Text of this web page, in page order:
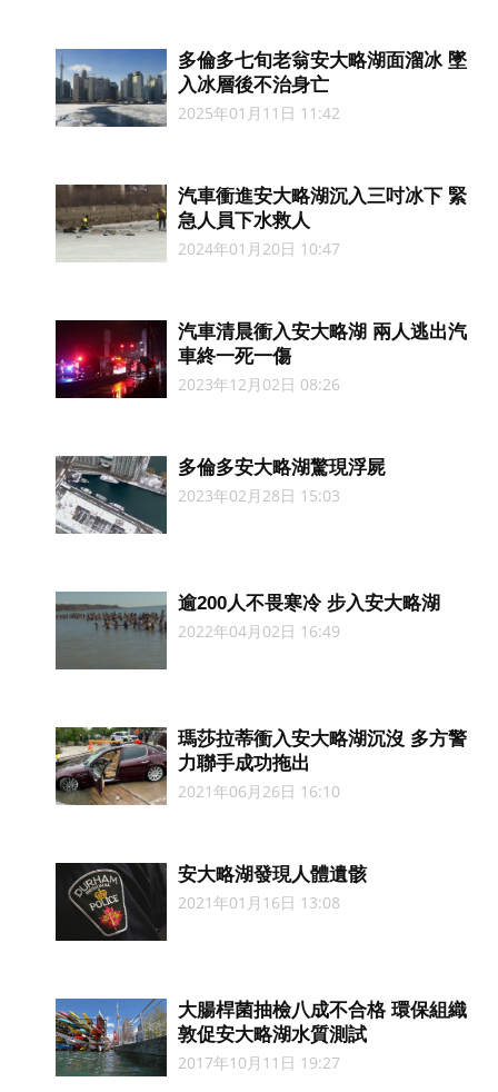
多倫多七旬老翁安大略湖面溜冰 墜
入冰層後不治身亡
2025年01月11日 11:42
汽車衝進安大略湖沉入三吋冰下 緊
急人員下水救人
2024年01月20日 10:47
汽車清晨衝入安大略湖 兩人逃出汽
車終一死一傷
2023年12月02日 08:26
多倫多安大略湖驚現浮屍
2023年02月28日 15:03
逾200人不畏寒冷 步入安大略湖
2022年04月02日 16:49
瑪莎拉蒂衝入安大略湖沉沒 多方警
力聯手成功拖出
2021年06月26日 16:10
安大略湖發現人體遺骸
2021年01月16日 13:08
大腸桿菌抽檢八成不合格 環保組織
敦促安大略湖水質測試
2017年10月11日 19:27